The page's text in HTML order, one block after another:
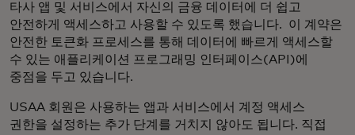
타사 앱 및 서비스에서 자신의 금융 데이터에 더 쉽고
안전하게 액세스하고 사용할 수 있도록 했습니다. 이 계약은
안전한 토큰화 프로세스를 통해 데이터에 빠르게 액세스할
수 있는 애플리케이션 프로그래밍 인터페이스(API)에
중점을 두고 있습니다.
USAA 회원은 사용하는 앱과 서비스에서 계정 액세스
권한을 설정하는 추가 단계를 거치지 않아도 됩니다. 직접